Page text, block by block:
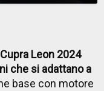
Cupra Leon 2024
che si adattano a
base con motore